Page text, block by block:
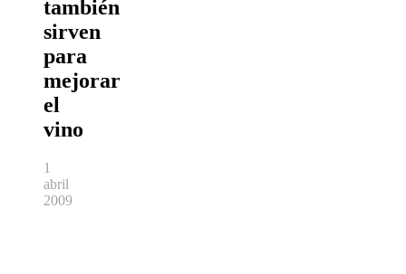
también
sirven
para
mejorar
el
vino
1
abril
2009